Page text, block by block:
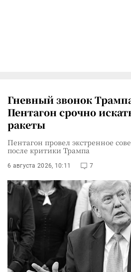
Гневный звонок
Пентагон срочно
ракеты
Пентагон провел экстренное
после критики Трампа
6 августа 2026, 10:11 7